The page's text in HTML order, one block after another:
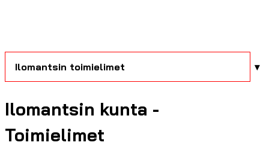
Ilomantsin toimielimet
Ilomantsin kunta -
Toimielimet